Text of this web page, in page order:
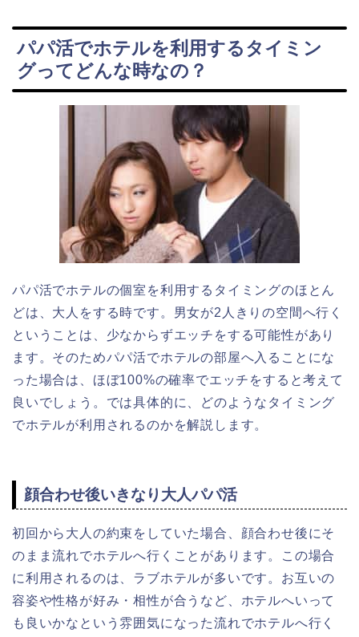
パパ活でホテルを利用するタイミン
グってどんな時なの？
パパ活でホテルの個室を利用するタイミングのほとん
どは、大人をする時です。男女が2人きりの空間へ行く
ということは、少なからずエッチをする可能性があり
ます。そのためパパ活でホテルの部屋へ入ることにな
った場合は、ほぼ100%の確率でエッチをすると考えて
良いでしょう。では具体的に、どのようなタイミング
でホテルが利用されるのかを解説します。
顔合わせ後いきなり大人パパ活
初回から大人の約束をしていた場合、顔合わせ後にそ
のまま流れでホテルへ行くことがあります。この場合
に利用されるのは、ラブホテルが多いです。お互いの
容姿や性格が好み・相性が合うなど、ホテルへいって
も良いかなという雰囲気になった流れでホテルへ行く